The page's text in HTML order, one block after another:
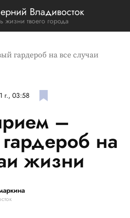
Владивосток
жизни твоего города
гардероб на все случаи
г., 03:58
–
на
жизни